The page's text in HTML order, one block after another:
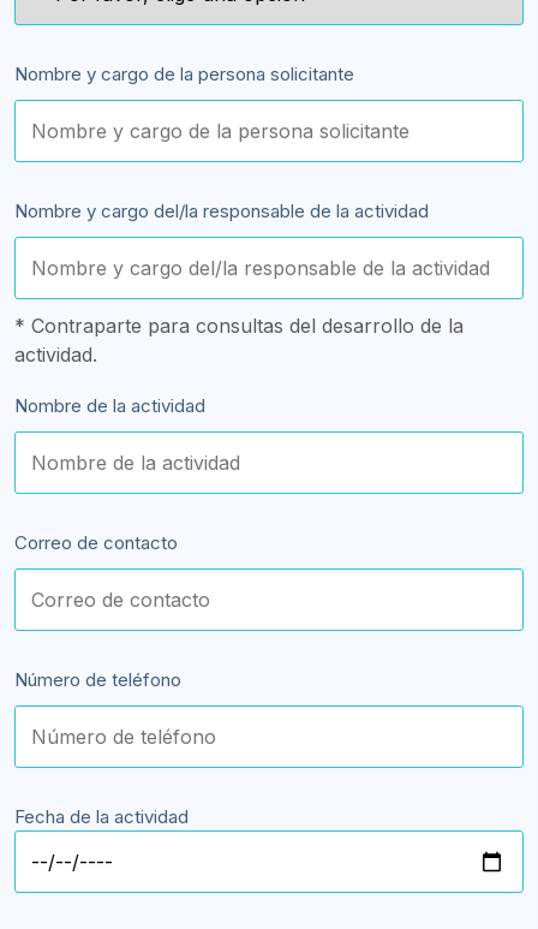
Nombre y cargo de la persona solicitante
Nombre y cargo del/la responsable de la actividad
* Contraparte para consultas del desarrollo de la
actividad.
Nombre de la actividad
Correo de contacto
Número de teléfono
Fecha de la actividad